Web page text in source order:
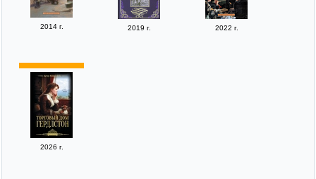
2014 г. 2019 г. 2022 г.
2026 г.